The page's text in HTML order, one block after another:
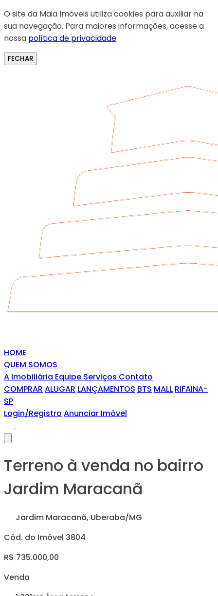
O site da Maia Imóveis utiliza cookies para auxiliar na
sua navegação. Para maiores informações, acesse a
nossa política de privacidade.
FECHAR
HOME
QUEM SOMOS
A Imobiliária Equipe Serviços Contato
COMPRAR ALUGAR LANÇAMENTOS BTS MALL RIFAINA-
SP
Login/Registro Anunciar Imóvel
Terreno à venda no bairro
Jardim Maracanã
Jardim Maracanã, Uberaba/MG
Cód. do Imóvel 3804
R$ 735.000,00
Venda